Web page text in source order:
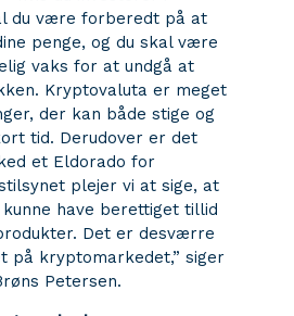
du være forberedt på at
penge, og du skal være
vaks for at undgå at
Kryptovaluta er meget
der kan både stige og
tid. Derudover er det
et Eldorado for
plejer vi at sige, at
have berettiget tillid
Det er desværre
kryptomarkedet,” siger
Petersen.